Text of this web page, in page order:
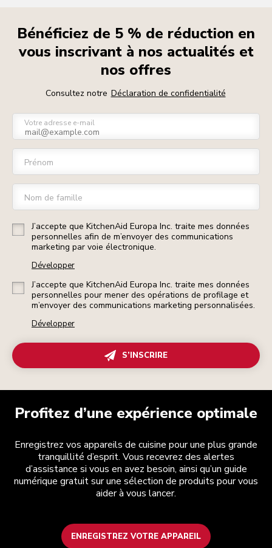
Bénéficiez de 5 % de réduction en
vous inscrivant à nos actualités et
nos offres
Consultez notre Déclaration de confidentialité
Votre adresse e-mail
Prénom
Nom de famille
J’accepte que KitchenAid Europa Inc. traite mes données
personnelles afin de m’envoyer des communications
marketing par voie électronique.
Développer
J’accepte que KitchenAid Europa Inc. traite mes données
personnelles pour mener des opérations de profilage et
m’envoyer des communications marketing personnalisées.
Développer
S’INSCRIRE
Profitez d’une expérience optimale
Enregistrez vos appareils de cuisine pour une plus grande
tranquillité d’esprit. Vous recevrez des alertes
d’assistance si vous en avez besoin, ainsi qu’un guide
numérique gratuit sur une sélection de produits pour vous
aider à vous lancer.
ENREGISTREZ VOTRE APPAREIL